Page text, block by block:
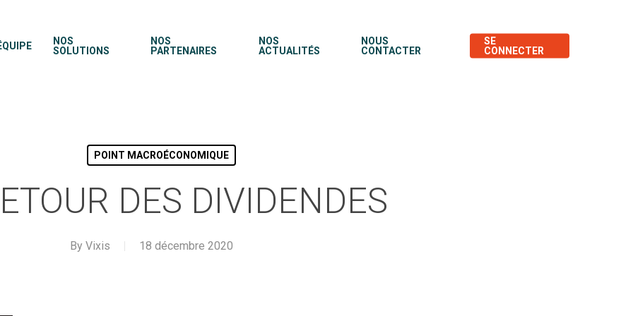
NOS
SOLUTIONS
NOS
PARTENAIRES
NOS
ACTUALITÉS
NOUS
CONTACTER
SE
CONNECTER
POINT MACROÉCONOMIQUE
DES DIVIDENDES
By Vixis 18 décembre 2020